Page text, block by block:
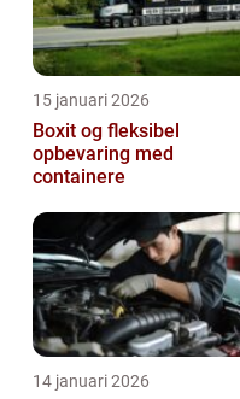
15 januari 2026
Boxit og fleksibel
opbevaring med
containere
14 januari 2026